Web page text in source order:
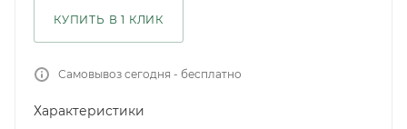
КУПИТЬ В 1 КЛИК
Самовывоз сегодня - бесплатно
Характеристики